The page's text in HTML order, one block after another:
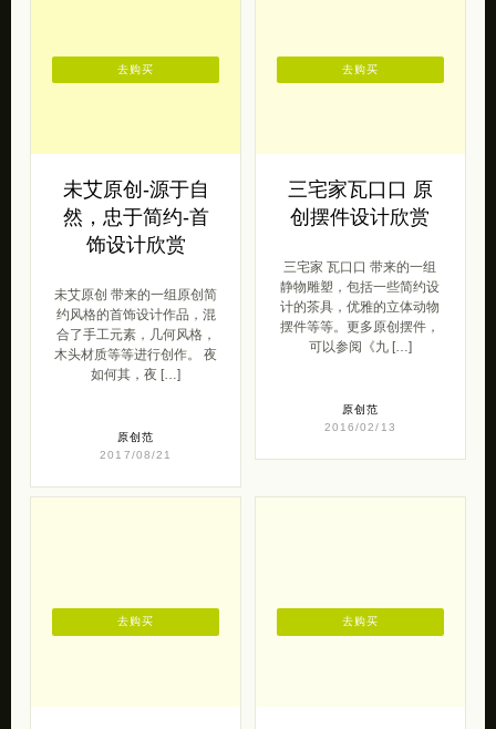
未艾原创-源于自
然，忠于简约-首
饰设计欣赏
未艾原创 带来的一组原创简
约风格的首饰设计作品，混
合了手工元素，几何风格，
木头材质等等进行创作。 夜
如何其，夜 […]
原创范
2017/08/21
去购买
三宅家瓦口口 原
创摆件设计欣赏
三宅家 瓦口口 带来的一组
静物雕塑，包括一些简约设
计的茶具，优雅的立体动物
摆件等等。更多原创摆件，
可以参阅《九 […]
原创范
2016/02/13
去购买
去购买 去购买